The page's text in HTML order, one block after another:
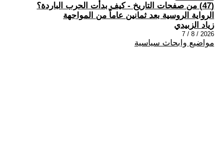
(47) من صفحات التاريخ - كيف بدأت الحرب الباردة؟
الرواية الروسية بعد ثمانين عاماً من المواجهة
زياد الزبيدي
2026 / 8 / 7
مواضيع وابحاث سياسية